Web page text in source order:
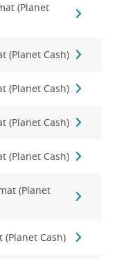
(Planet
(Planet Cash)
(Planet Cash)
(Planet Cash)
(Planet Cash)
(Planet
(Planet Cash)